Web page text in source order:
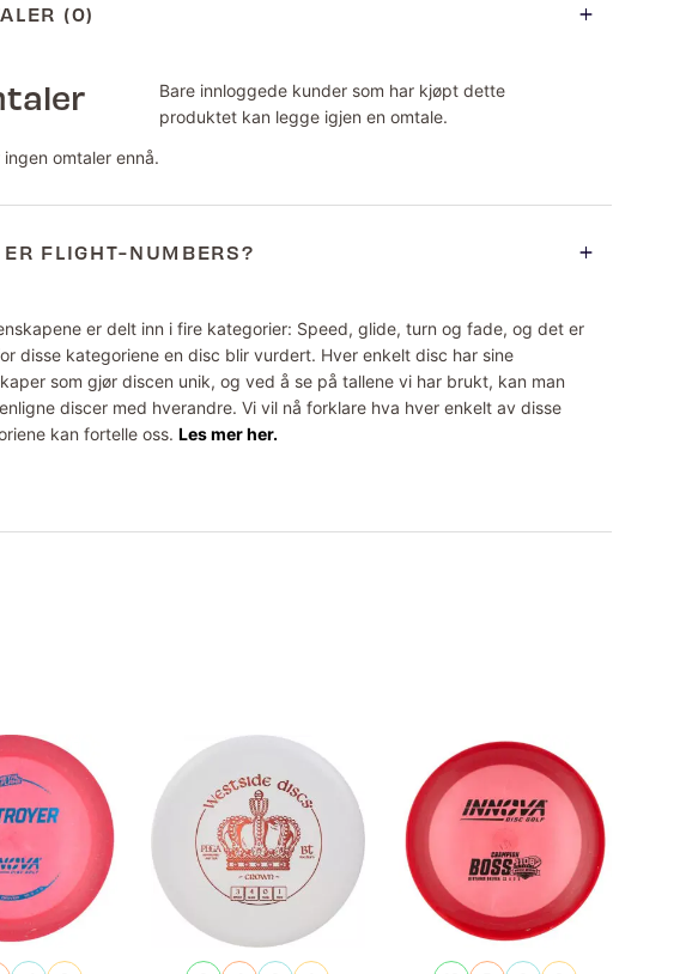
(0)
ingen omtaler ennå.
Bare innloggede kunder som har kjøpt dette
produktet kan legge igjen en omtale.
ER FLIGHT-NUMBERS?
er delt inn i fire kategorier: Speed, glide, turn og fade, og det er
disse kategoriene en disc blir vurdert. Hver enkelt disc har sine
som gjør discen unik, og ved å se på tallene vi har brukt, kan man
discer med hverandre. Vi vil nå forklare hva hver enkelt av disse
kan fortelle oss.Les mer her.